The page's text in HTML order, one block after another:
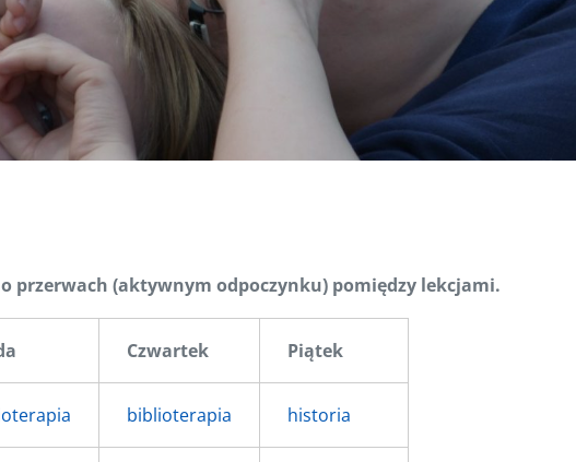
przerwach (aktywnym odpoczynku) pomiędzy lekcjami.
Czwartek Piątek
biblioterapia historia